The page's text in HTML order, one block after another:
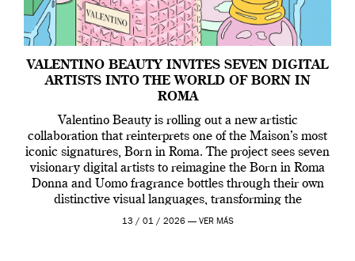
VALENTINO BEAUTY INVITES SEVEN DIGITAL
ARTISTS INTO THE WORLD OF BORN IN
ROMA
Valentino Beauty is rolling out a new artistic
collaboration that reinterprets one of the Maison’s most
iconic signatures, Born in Roma. The project sees seven
visionary digital artists to reimagine the Born in Roma
Donna and Uomo fragrance bottles through their own
distinctive visual languages, transforming the
emblematic design into a contemporary canvas.
13 / 01 / 2026 — VER MÁS